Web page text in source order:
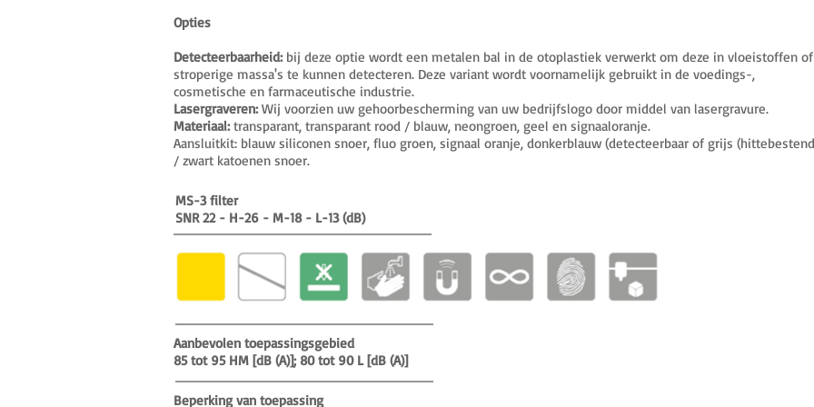
Opties
Detecteerbaarheid:bij deze optie wordt een metalen bal in de otoplastiek verwerkt om deze in vloeistoffen of
stroperige massa's te kunnen detecteren. Deze variant wordt voornamelijk gebruikt in de voedings-,
cosmetische en farmaceutische industrie.
Lasergraveren:Wij voorzien uw gehoorbescherming van uw bedrijfslogo door middel van lasergravure.
Materiaal:transparant, transparant rood / blauw, neongroen, geel en signaaloranje.
Aansluitkit: blauw siliconen snoer, fluo groen, signaal oranje, donkerblauw (detecteerbaar of grijs
/ zwart katoenen snoer.
MS-3 filter
SNR 22 - H-26 - M-18 - L-13 (dB)
Aanbevolen toepassingsgebied
85 tot 95 HM [dB (A)]; 80 tot 90 L [dB (A)]
Beperking van toepassing